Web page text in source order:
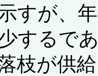
すが、
するで
枝が供